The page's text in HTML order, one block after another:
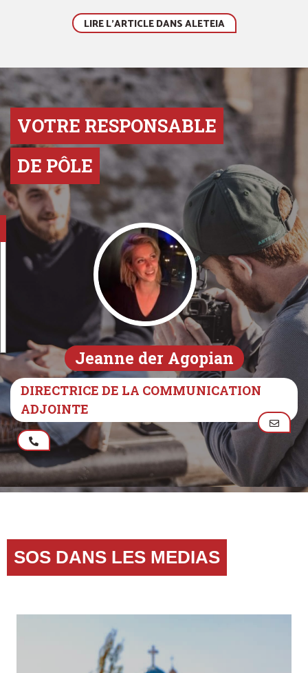
LIRE L'ARTICLE DANS ALETEIA
VOTRE RESPONSABLE
DE PÔLE
Jeanne der Agopian
DIRECTRICE DE LA COMMUNICATION
ADJOINTE
SOS DANS LES MEDIAS